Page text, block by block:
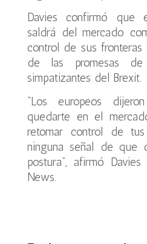
Davies confirmó que
saldrá del mercado
control de sus
de las promesas
simpatizantes del Brexit.
“Los europeos
quedarte en el
retomar control de
ninguna señal de que
postura”, afirmó
News.